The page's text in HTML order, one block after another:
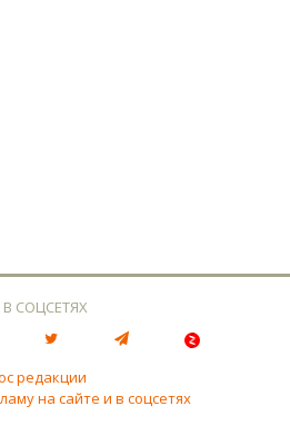
СОЦСЕТЯХ
редакции
на сайте и в соцсетях